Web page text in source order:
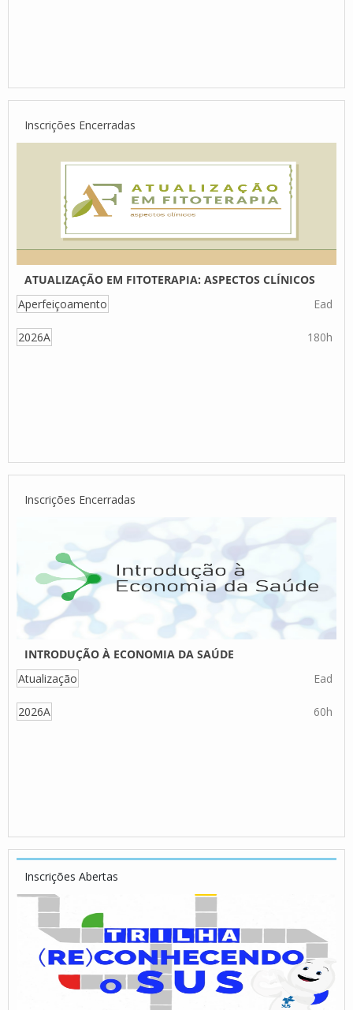
Inscrições Encerradas
ATUALIZAÇÃO EM FITOTERAPIA: ASPECTOS CLÍNICOS
Aperfeiçoamento
Ead
2026A 180h
Inscrições Encerradas
INTRODUÇÃO À ECONOMIA DA SAÚDE
Atualização
Ead
2026A 60h
Inscrições Abertas